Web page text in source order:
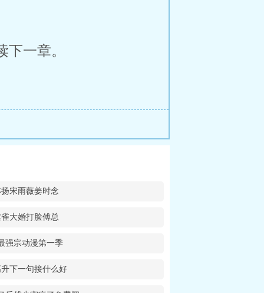
一章。
宋雨薇姜时念
大婚打脸傅总
强宗动漫第一季
下一句接什么好